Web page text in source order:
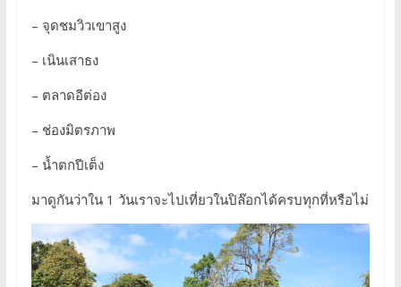
– จุดชมวิวเขาสูง
– เนินเสาธง
– ตลาดอีต่อง
– ช่องมิตรภาพ
– น้ำตกปีเต็ง
มาดูกันว่าใน 1 วันเราจะไปเที่ยวในปิล๊อกได้ครบทุกที่หรือไม่